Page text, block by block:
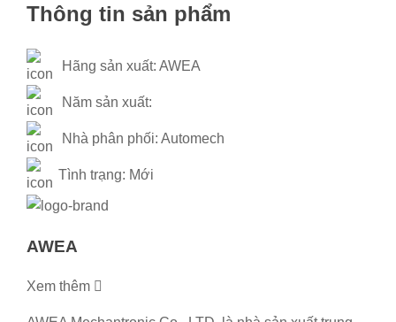
Thông tin sản phẩm
Hãng sản xuất: AWEA
Năm sản xuất:
Nhà phân phối: Automech
Tình trạng: Mới
AWEA
Xem thêm